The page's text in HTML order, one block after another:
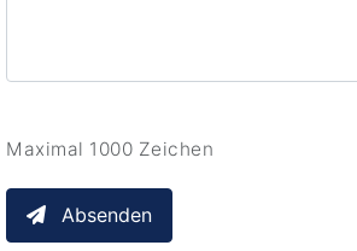
Maximal 1000 Zeichen
Absenden